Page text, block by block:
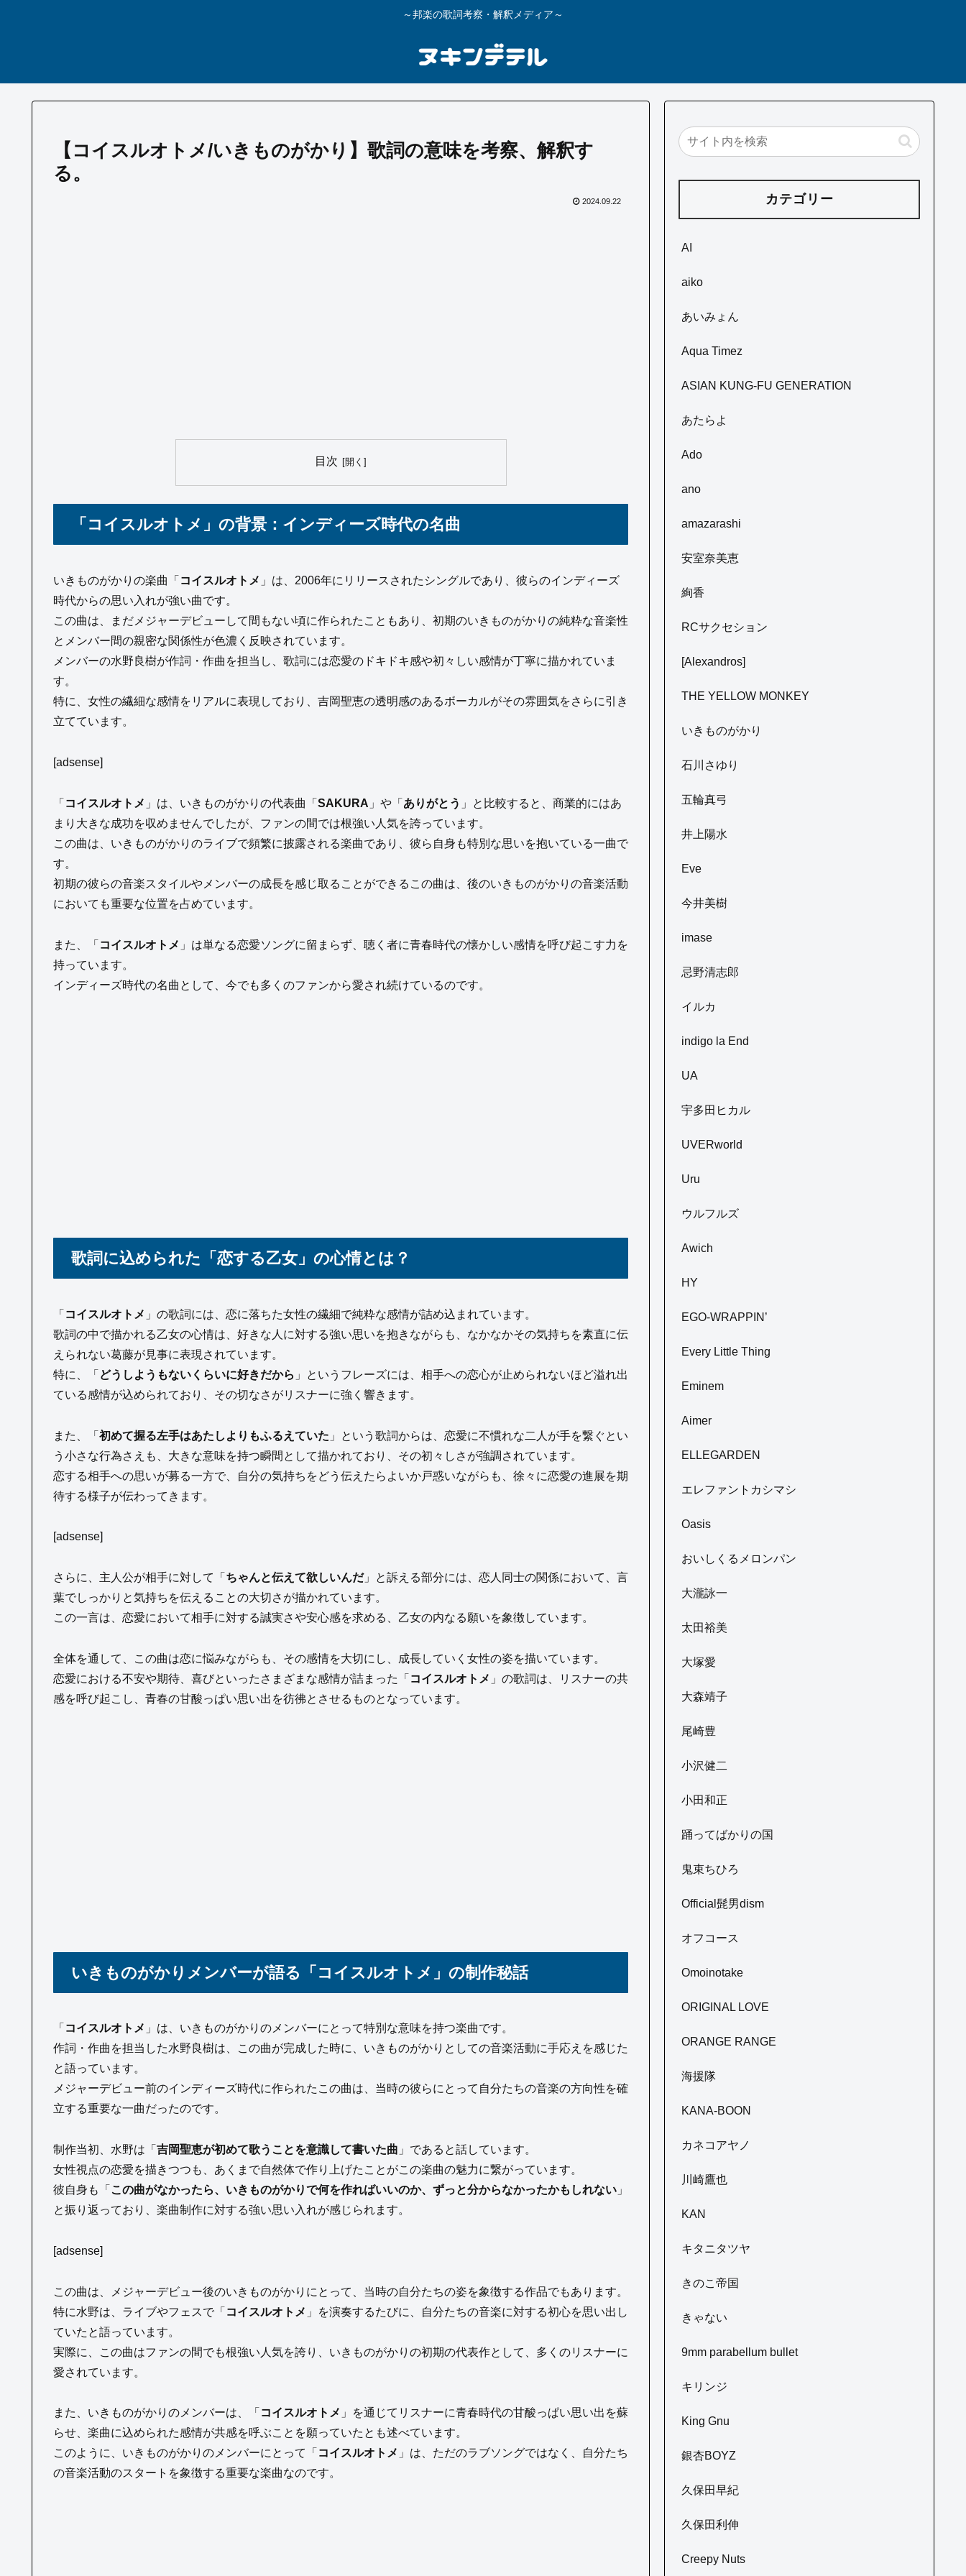
～邦楽の歌詞考察・解釈メディア～
【コイスルオトメ/いきものがかり】歌詞の意味を考察、解釈す
る。
2024.09.22
目次
「コイスルオトメ」の背景：インディーズ時代の名曲
いきものがかりの楽曲「 コイスルオトメ 」は、2006年にリリースされたシングルであり、彼らのインディーズ
時代からの思い入れが強い曲です。
この曲は、まだメジャーデビューして間もない頃に作られたこともあり、初期のいきものがかりの純粋な音楽性
とメンバー間の親密な関係性が色濃く反映されています。
メンバーの水野良樹が作詞・作曲を担当し、歌詞には恋愛のドキドキ感や初々しい感情が丁寧に描かれていま
す。
特に、女性の繊細な感情をリアルに表現しており、吉岡聖恵の透明感のあるボーカルがその雰囲気をさらに引き
立てています。
[adsense]
「 コイスルオトメ 」は、いきものがかりの代表曲「 SAKURA 」や「 ありがとう 」と比較すると、商業的にはあ
まり大きな成功を収めませんでしたが、ファンの間では根強い人気を誇っています。
この曲は、いきものがかりのライブで頻繁に披露される楽曲であり、彼ら自身も特別な思いを抱いている一曲で
す。
初期の彼らの音楽スタイルやメンバーの成長を感じ取ることができるこの曲は、後のいきものがかりの音楽活動
においても重要な位置を占めています。
また、「 コイスルオトメ 」は単なる恋愛ソングに留まらず、聴く者に青春時代の懐かしい感情を呼び起こす力を
持っています。
インディーズ時代の名曲として、今でも多くのファンから愛され続けているのです。
歌詞に込められた「恋する乙女」の心情とは？
「 コイスルオトメ 」の歌詞には、恋に落ちた女性の繊細で純粋な感情が詰め込まれています。
歌詞の中で描かれる乙女の心情は、好きな人に対する強い思いを抱きながらも、なかなかその気持ちを素直に伝
えられない葛藤が見事に表現されています。
特に、「 どうしようもないくらいに好きだから 」というフレーズには、相手への恋心が止められないほど溢れ出
ている感情が込められており、その切なさがリスナーに強く響きます。
また、「 初めて握る左手はあたしよりもふるえていた 」という歌詞からは、恋愛に不慣れな二人が手を繋ぐとい
う小さな行為さえも、大きな意味を持つ瞬間として描かれており、その初々しさが強調されています。
恋する相手への思いが募る一方で、自分の気持ちをどう伝えたらよいか戸惑いながらも、徐々に恋愛の進展を期
待する様子が伝わってきます。
[adsense]
さらに、主人公が相手に対して「 ちゃんと伝えて欲しいんだ」と訴える部分には、恋人同士の関係において、言
葉でしっかりと気持ちを伝えることの大切さが描かれています。
この一言は、恋愛において相手に対する誠実さや安心感を求める、乙女の内なる願いを象徴しています。
全体を通して、この曲は恋に悩みながらも、その感情を大切にし、成長していく女性の姿を描いています。
恋愛における不安や期待、喜びといったさまざまな感情が詰まった「 コイスルオトメ 」の歌詞は、リスナーの共
感を呼び起こし、青春の甘酸っぱい思い出を彷彿とさせるものとなっています。
いきものがかりメンバーが語る「コイスルオトメ」の制作秘話
「 コイスルオトメ 」は、いきものがかりのメンバーにとって特別な意味を持つ楽曲です。
作詞・作曲を担当した水野良樹は、この曲が完成した時に、いきものがかりとしての音楽活動に手応えを感じた
と語っています。
メジャーデビュー前のインディーズ時代に作られたこの曲は、当時の彼らにとって自分たちの音楽の方向性を確
立する重要な一曲だったのです。
制作当初、水野は「 吉岡聖恵が初めて歌うことを意識して書いた曲 」であると話しています。
女性視点の恋愛を描きつつも、あくまで自然体で作り上げたことがこの楽曲の魅力に繋がっています。
彼自身も「 この曲がなかったら、いきものがかりで何を作ればいいのか、ずっと分からなかったかもしれない 」
と振り返っており、楽曲制作に対する強い思い入れが感じられます。
[adsense]
この曲は、メジャーデビュー後のいきものがかりにとって、当時の自分たちの姿を象徴する作品でもあります。
特に水野は、ライブやフェスで「 コイスルオトメ 」を演奏するたびに、自分たちの音楽に対する初心を思い出し
ていたと語っています。
実際に、この曲はファンの間でも根強い人気を誇り、いきものがかりの初期の代表作として、多くのリスナーに
愛されています。
また、いきものがかりのメンバーは、「 コイスルオトメ 」を通じてリスナーに青春時代の甘酸っぱい思い出を蘇
らせ、楽曲に込められた感情が共感を呼ぶことを願っていたとも述べています。
このように、いきものがかりのメンバーにとって「 コイスルオトメ 」は、ただのラブソングではなく、自分たち
の音楽活動のスタートを象徴する重要な楽曲なのです。
カテゴリー
AI
aiko
あいみょん
Aqua Timez
ASIAN KUNG-FU GENERATION
あたらよ
Ado
ano
amazarashi
安室奈美恵
絢香
RCサクセション
[Alexandros]
THE YELLOW MONKEY
いきものがかり
石川さゆり
五輪真弓
井上陽水
Eve
今井美樹
imase
忌野清志郎
イルカ
indigo la End
UA
宇多田ヒカル
UVERworld
Uru
ウルフルズ
Awich
HY
EGO-WRAPPIN’
Every Little Thing
Eminem
Aimer
ELLEGARDEN
エレファントカシマシ
Oasis
おいしくるメロンパン
大瀧詠一
太田裕美
大塚愛
大森靖子
尾崎豊
小沢健二
小田和正
踊ってばかりの国
鬼束ちひろ
Official髭男dism
オフコース
Omoinotake
ORIGINAL LOVE
ORANGE RANGE
海援隊
KANA-BOON
カネコアヤノ
川崎鷹也
KAN
キタニタツヤ
きのこ帝国
きゃない
9mm parabellum bullet
キリンジ
King Gnu
銀杏BOYZ
久保田早紀
久保田利伸
Creepy Nuts